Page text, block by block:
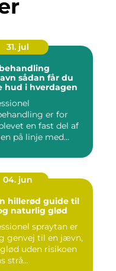
31. jul
får du
hud i hverdagen
er for
en fast del af
på linje med
04. jun
guide til
naturlig glød
spraytan er
genvej til en jævn,
uden risikoen
strå...